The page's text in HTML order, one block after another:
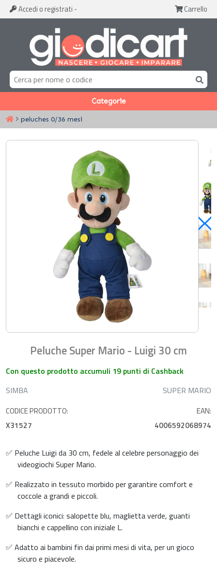
Accedi o registrati - Carrello
Categorie
peluches 0/36 mesi
Peluche Super Mario - Luigi 30 cm
Con questo prodotto accumuli 19 punti di Cashback
SIMBA
SUPER MARIO
CODICE PRODOTTO:
X31527
EAN:
4006592068974
✅ Peluche Luigi da 30 cm, fedele al celebre personaggio dei
videogiochi Super Mario.
✅ Realizzato in tessuto morbido per garantire comfort e
coccole a grandi e piccoli.
✅ Dettagli iconici: salopette blu, maglietta verde, guanti
bianchi e cappellino con iniziale L.
✅ Adatto ai bambini fin dai primi mesi di vita, per un gioco
sicuro e piacevole.